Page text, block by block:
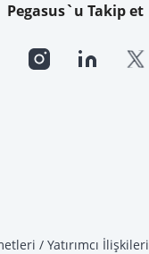
/ Yatırımcı İlişkileri
Pegasus`u Takip et